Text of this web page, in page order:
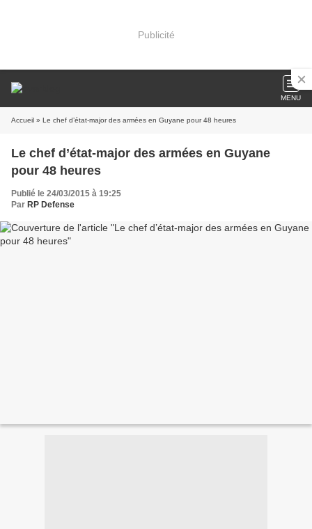
Publicité
MENU
Accueil » Le chef d’état-major des armées en Guyane pour 48 heures
Le chef d’état-major des armées en Guyane
pour 48 heures
Publié le 24/03/2015 à 19:25
Par RP Defense